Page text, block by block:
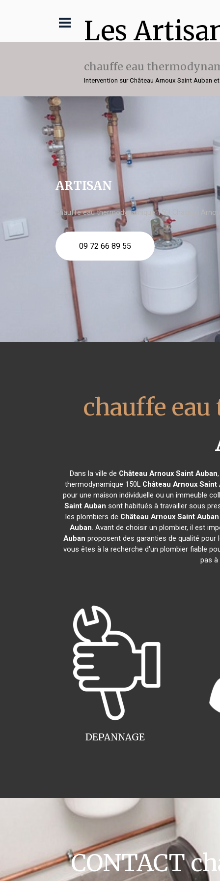
Les
chauffe eau
Intervention sur Château Arnoux Saint Auban
ARTISAN
chauffe eau thermodynamique 150l Château
09 72 66 89 55
chauffe
Dans la ville de Château Arnoux Saint Auban
thermodynamique 150L Château Arnoux Saint
pour une maison individuelle ou un immeuble
Saint Auban sont habitués à travailler sous
les plombiers de Château Arnoux Saint Auban
Auban. Avant de choisir un plombier, il est
Auban proposent des garanties de qualité
vous êtes à la recherche d'un plombier fiable
pas
DEPANNAGE
CONTACT